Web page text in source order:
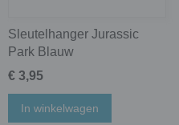
Sleutelhanger Jurassic
Park Blauw
€ 3,95
In winkelwagen